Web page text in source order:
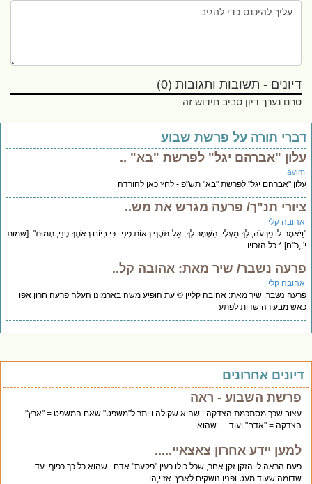
דיונים - תשובות ותגובות (0)
טרם נערך דיון סביב חידוש זה
תורה על פרשת שבוע
"אברהם יגל" לפרשת "בא" ..
"אברהם יגל" לפרשת "בא" תש"פ - לחץ כאן להורדה
תנ"ך/ פרעה מגרש את מש..
קליין
לוֹ פַרְעֹה, לֵךְ מֵעָלָי; הִשָּׁמֶר לְךָ, אַל-תֹּסֶף רְאוֹת פָּנַי--כִּי בְּיוֹם רְאֹתְךָ פָנַי, תָּמוּת". [שמות
* כל הזכויו
נשבר/ שיר מאת: אהובה קל..
קליין
נשבר. שיר מאת: אהובה קליין © עת הופיע משה בארמונו העלה פרעה חרון אפו
מבעירה שדות לפתע
אחרונים
פרשת השבוע - ראה
עצוב שכך מסתכמת הצדקה : שהיא שקולה ויותר ל"משפט" שאם המשפט = "ארץ"
הצדקה = "אדם" ועוד... . שהוא..
למען יידע אחרון צאצאיי.....
פעם הראה לי הזקן זקן אחר, שכל כולו כעין "פקעת" אדם . שהוא כל כך כפוף. עד
שדומה שעוד מעט ופניו נושקים לארץ. אזיי,הו..